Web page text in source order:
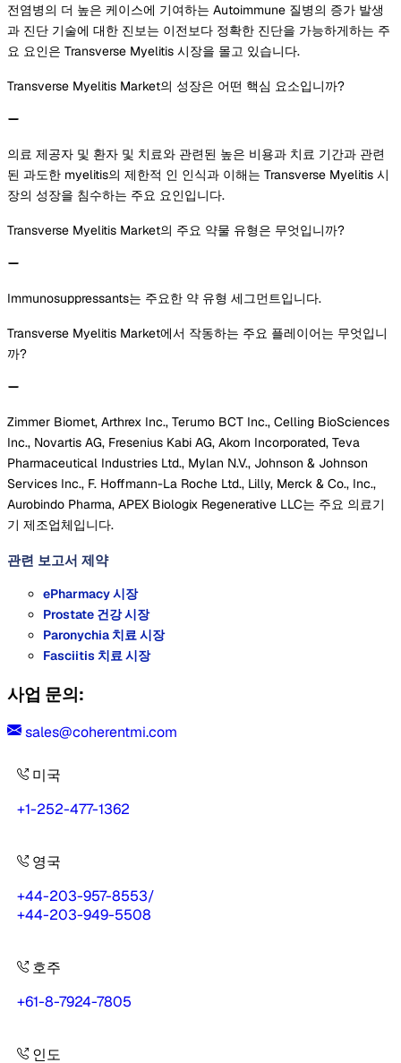
전염병의 더 높은 케이스에 기여하는 Autoimmune 질병의 증가 발생
과 진단 기술에 대한 진보는 이전보다 정확한 진단을 가능하게하는 주
요 요인은 Transverse Myelitis 시장을 몰고 있습니다.
Transverse Myelitis Market의 성장은 어떤 핵심 요소입니까?
의료 제공자 및 환자 및 치료와 관련된 높은 비용과 치료 기간과 관련
된 과도한 myelitis의 제한적 인 인식과 이해는 Transverse Myelitis 시
장의 성장을 침수하는 주요 요인입니다.
Transverse Myelitis Market의 주요 약물 유형은 무엇입니까?
Immunosuppressants는 주요한 약 유형 세그먼트입니다.
Transverse Myelitis Market에서 작동하는 주요 플레이어는 무엇입니
까?
Zimmer Biomet, Arthrex Inc., Terumo BCT Inc., Celling BioSciences
Inc., Novartis AG, Fresenius Kabi AG, Akorn Incorporated, Teva
Pharmaceutical Industries Ltd., Mylan N.V., Johnson & Johnson
Services Inc., F. Hoffmann-La Roche Ltd., Lilly, Merck & Co., Inc.,
Aurobindo Pharma, APEX Biologix Regenerative LLC는 주요 의료기
기 제조업체입니다.
관련 보고서 제약
ePharmacy 시장
Prostate 건강 시장
Paronychia 치료 시장
Fasciitis 치료 시장
사업 문의:
sales@coherentmi.com
미국
+1-252-477-1362
영국
+44-203-957-8553/
+44-203-949-5508
호주
+61-8-7924-7805
인도